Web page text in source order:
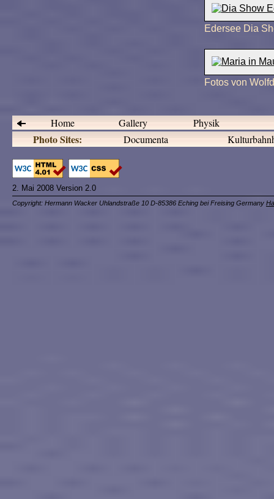
Edersee Dia
Fotos von
Home Gallery Physik
Photo Sites: Documenta
2. Mai 2008 Version 2.0
Copyright: Hermann Wacker Uhlandstraße 10 D-85386 Eching bei Freising Germany